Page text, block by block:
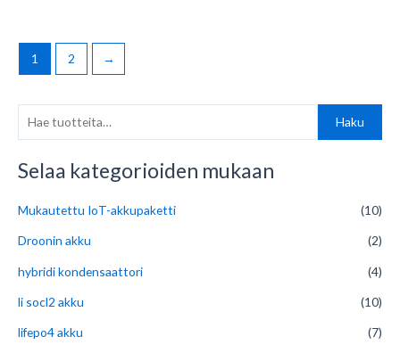
a
e
Haku
Selaa kategorioiden mukaan
Mukautettu IoT-akkupaketti (10)
Droonin akku (2)
hybridi kondensaattori (4)
li socl2 akku (10)
lifepo4 akku (7)
1 2 →